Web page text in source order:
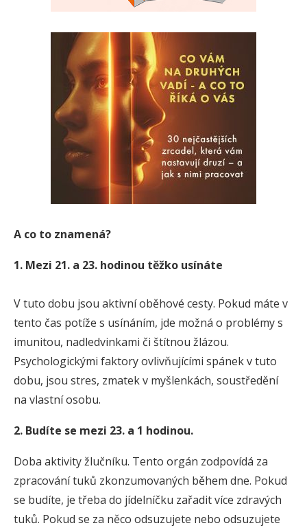
A co to znamená?
1. Mezi 21. a 23. hodinou těžko usínáte
V tuto dobu jsou aktivní oběhové cesty. Pokud máte v
tento čas potíže s usínáním, jde možná o problémy s
imunitou, nadledvinkami či štítnou žlázou.
Psychologickými faktory ovlivňujícími spánek v tuto
dobu, jsou stres, zmatek v myšlenkách, soustředění
na vlastní osobu.
2. Budíte se mezi 23. a 1 hodinou.
Doba aktivity žlučníku. Tento orgán zodpovídá za
zpracování tuků zkonzumovaných během dne. Pokud
se budíte, je třeba do jídelníčku zařadit více zdravých
tuků. Pokud se za něco odsuzujete nebo odsuzujete